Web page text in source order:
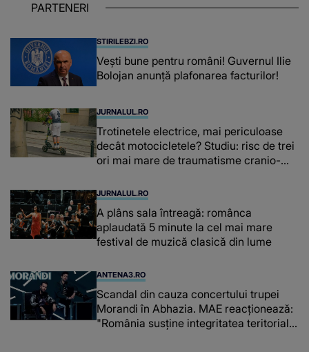
chiar și după trecerea anilor: "De
PARTENERI
STIRILEBZI.RO
Vești bune pentru români! Guvernul Ilie
Bolojan anunță plafonarea facturilor!
JURNALUL.RO
Trotinetele electrice, mai periculoase
decât motocicletele? Studiu: risc de trei
ori mai mare de traumatisme cranio-
JURNALUL.RO
A plâns sala întreagă: românca
aplaudată 5 minute la cel mai mare
festival de muzică clasică din lume
ANTENA3.RO
Scandal din cauza concertului trupei
Morandi în Abhazia. MAE reacționează:
"România susține integritatea teritorială